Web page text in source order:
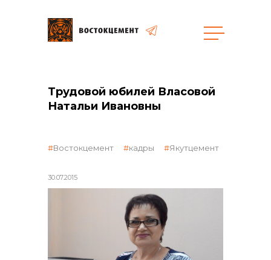
общая информация
объявленные закупки
реализация неликвидов
Трудовой юбилей Власовой
Натальи Ивановны
30.07.2015
Востокцемент кадры Якутцемент